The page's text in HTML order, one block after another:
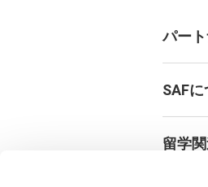
パー
SAF
留学